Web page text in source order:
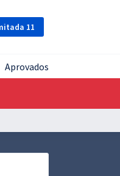
11
Aprovados